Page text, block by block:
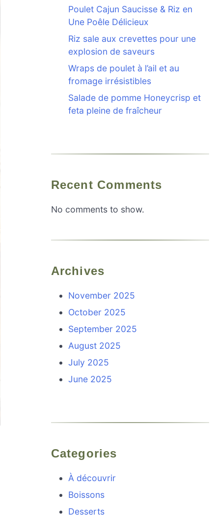
Poulet Cajun Saucisse & Riz en
Une Poêle Délicieux
Riz sale aux crevettes pour une
explosion de saveurs
Wraps de poulet à l’ail et au
fromage irrésistibles
Salade de pomme Honeycrisp et
feta pleine de fraîcheur
Recent Comments
No comments to show.
Archives
November 2025
October 2025
September 2025
August 2025
July 2025
June 2025
Categories
À découvrir
Boissons
Desserts